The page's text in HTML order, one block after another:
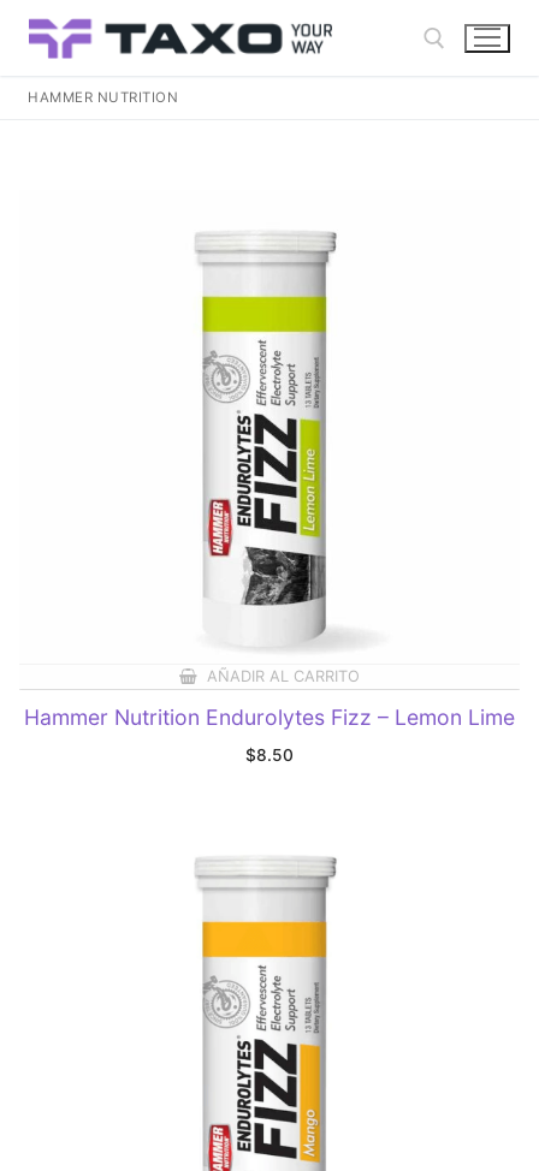
HAMMER NUTRITION
AÑADIR AL CARRITO
Hammer Nutrition Endurolytes Fizz – Lemon Lime
$8.50